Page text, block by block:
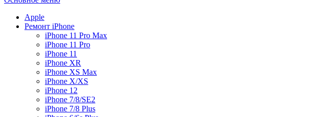
Apple
Ремонт iPhone
iPhone 11 Pro Max
iPhone 11 Pro
iPhone 11
iPhone XR
iPhone XS Max
iPhone X/XS
iPhone 12
iPhone 7/8/SE2
iPhone 7/8 Plus